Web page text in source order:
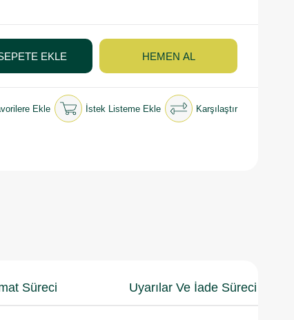
Ekle İstek Listeme Ekle Karşılaştır
Süreci Uyarılar Ve İade Süreci